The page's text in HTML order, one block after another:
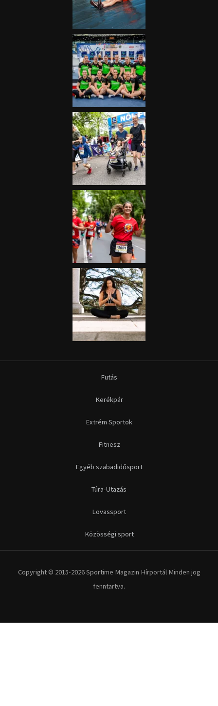
Futás
Kerékpár
Extrém Sportok
Fitnesz
Egyéb szabadidősport
Túra-Utazás
Lovassport
Közösségi sport
Copyright © 2015-2026 Sportime Magazin Hírportál Minden jog
fenntartva.